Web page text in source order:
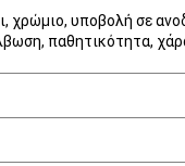
χρώμιο, υποβολή σε
παθητικότητα,